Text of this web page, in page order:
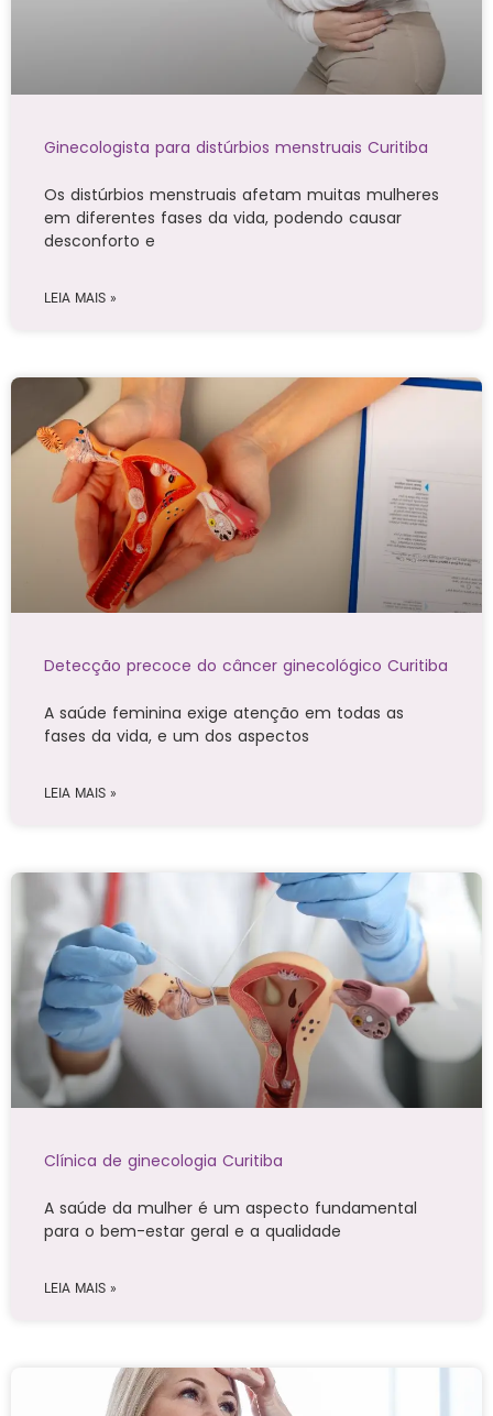
Ginecologista para distúrbios menstruais Curitiba
Os distúrbios menstruais afetam muitas mulheres
em diferentes fases da vida, podendo causar
desconforto e
LEIA MAIS »
Detecção precoce do câncer ginecológico Curitiba
A saúde feminina exige atenção em todas as
fases da vida, e um dos aspectos
LEIA MAIS »
Clínica de ginecologia Curitiba
A saúde da mulher é um aspecto fundamental
para o bem-estar geral e a qualidade
LEIA MAIS »